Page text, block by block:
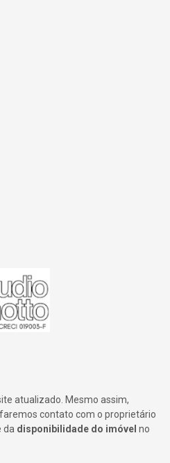
atualizado. Mesmo assim,
contato com o proprietário
da disponibilidade do imóvel no